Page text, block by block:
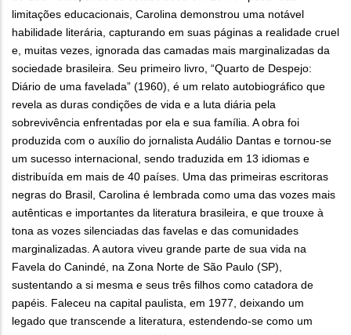
limitações educacionais, Carolina demonstrou uma notável
habilidade literária, capturando em suas páginas a realidade cruel
e, muitas vezes, ignorada das camadas mais marginalizadas da
sociedade brasileira. Seu primeiro livro, “Quarto de Despejo:
Diário de uma favelada” (1960), é um relato autobiográfico que
revela as duras condições de vida e a luta diária pela
sobrevivência enfrentadas por ela e sua família. A obra foi
produzida com o auxílio do jornalista Audálio Dantas e tornou-se
um sucesso internacional, sendo traduzida em 13 idiomas e
distribuída em mais de 40 países. Uma das primeiras escritoras
negras do Brasil, Carolina é lembrada como uma das vozes mais
autênticas e importantes da literatura brasileira, e que trouxe à
tona as vozes silenciadas das favelas e das comunidades
marginalizadas. A autora viveu grande parte de sua vida na
Favela do Canindé, na Zona Norte de São Paulo (SP),
sustentando a si mesma e seus três filhos como catadora de
papéis. Faleceu na capital paulista, em 1977, deixando um
legado que transcende a literatura, estendendo-se como um